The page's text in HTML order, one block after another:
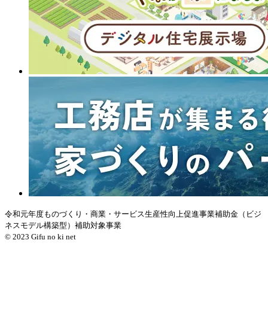
令和元年度ものづくり・商業・サービス生産性向上促進事業補助金（ビジ
ネスモデル構築型）補助対象事業
© 2023 Gifu no ki net